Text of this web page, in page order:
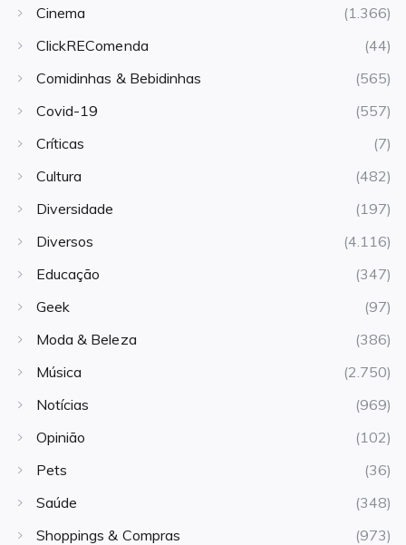
Cinema
(1.366)
ClickREComenda
(44)
Comidinhas & Bebidinhas
(565)
Covid-19
(557)
Críticas
(7)
Cultura
(482)
Diversidade
(197)
Diversos
(4.116)
Educação
(347)
Geek
(97)
Moda & Beleza
(386)
Música
(2.750)
Notícias
(969)
Opinião
(102)
Pets
(36)
Saúde
(348)
Shoppings & Compras
(973)